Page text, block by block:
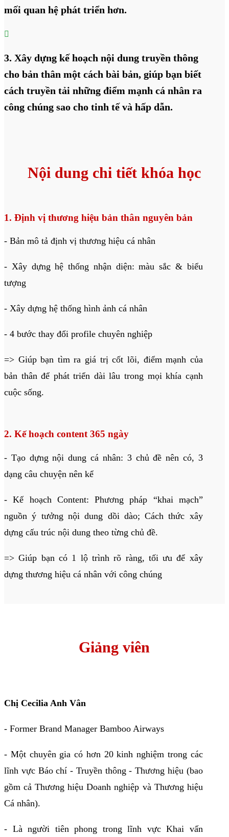
mối quan hệ phát triển hơn.

3. Xây dựng kế hoạch nội dung truyền thông
cho bản thân một cách bài bản, giúp bạn biết
cách truyền tải những điểm mạnh cá nhân ra
công chúng sao cho tinh tế và hấp dẫn.
Nội dung chi tiết khóa học
1. Định vị thương hiệu bản thân nguyên bản
- Bản mô tả định vị thương hiệu cá nhân
- Xây dựng hệ thống nhận diện: màu sắc & biểu
tượng
- Xây dựng hệ thống hình ảnh cá nhân
- 4 bước thay đổi profile chuyên nghiệp
=> Giúp bạn tìm ra giá trị cốt lõi, điểm mạnh của
bản thân để phát triển dài lâu trong mọi khía cạnh
cuộc sống.
2. Kế hoạch content 365 ngày
- Tạo dựng nội dung cá nhân: 3 chủ đề nên có, 3
dạng câu chuyện nên kể
- Kế hoạch Content: Phương pháp “khai mạch”
nguồn ý tưởng nội dung dồi dào; Cách thức xây
dựng cấu trúc nội dung theo từng chủ đề.
=> Giúp bạn có 1 lộ trình rõ ràng, tối ưu để xây
dựng thương hiệu cá nhân với công chúng
Giảng viên
Chị Cecilia Anh Vân
- Former Brand Manager Bamboo Airways
- Một chuyên gia có hơn 20 kinh nghiệm trong các
lĩnh vực Báo chí - Truyền thông - Thương hiệu (bao
gồm cả Thương hiệu Doanh nghiệp và Thương hiệu
Cá nhân).
- Là người tiên phong trong lĩnh vực Khai vấn